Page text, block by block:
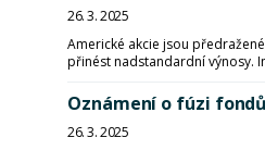
26. 3. 2025
Americké akcie jsou
přinést nadstandardní výnosy.
Oznámení o fúzi
26. 3. 2025